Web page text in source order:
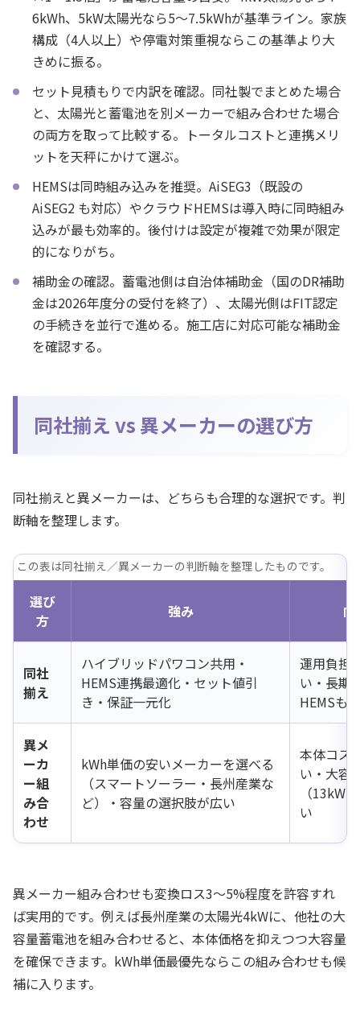
6kWh、5kW太陽光なら5〜7.5kWhが基準ライン。家族
構成（4人以上）や停電対策重視ならこの基準より大
きめに振る。
セット見積もりで内訳を確認。同社製でまとめた場合
と、太陽光と蓄電池を別メーカーで組み合わせた場合
の両方を取って比較する。トータルコストと連携メリ
ットを天秤にかけて選ぶ。
HEMSは同時組み込みを推奨。AiSEG3（既設の
AiSEG2 も対応）やクラウドHEMSは導入時に同時組み
込みが最も効率的。後付けは設定が複雑で効果が限定
的になりがち。
補助金の確認。蓄電池側は自治体補助金（国のDR補助
金は2026年度分の受付を終了）、太陽光側はFIT認定
の手続きを並行で進める。施工店に対応可能な補助金
を確認する。
同社揃え vs 異メーカーの選び方
同社揃えと異メーカーは、どちらも合理的な選択です。判
断軸を整理します。
この表は同社揃え／異メーカーの判断軸を整理したものです。
選び
方
強み 向
同社
揃え
ハイブリッドパワコン共用・
HEMS連携最適化・セット値引
き・保証一元化
運用負担
い・長期
HEMSも
異メ
ーカ
ー組
み合
わせ
kWh単価の安いメーカーを選べる
（スマートソーラー・長州産業な
ど）・容量の選択肢が広い
本体コス
い・大容
（
い
異メーカー組み合わせも変換ロス3〜5%程度を許容すれ
ば実用的です。例えば長州産業の太陽光4kWに、他社の大
容量蓄電池を組み合わせると、本体価格を抑えつつ大容量
を確保できます。kWh単価最優先ならこの組み合わせも候
補に入ります。